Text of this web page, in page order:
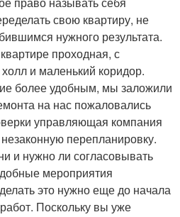
свою квартиру, не
нужного результата.
проходная, с
и маленький коридор.
более удобным, мы заложили
на нас пожаловались
управляющая компания
перепланировку.
и нужно ли согласовывать
мероприятия
это нужно еще до начала
Поскольку вы уже